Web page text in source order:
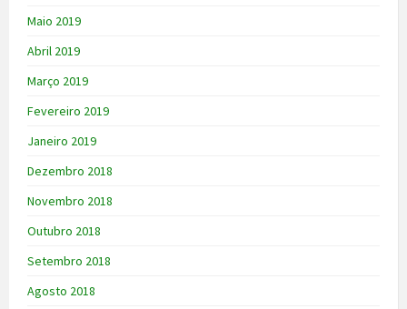
Maio 2019
Abril 2019
Março 2019
Fevereiro 2019
Janeiro 2019
Dezembro 2018
Novembro 2018
Outubro 2018
Setembro 2018
Agosto 2018